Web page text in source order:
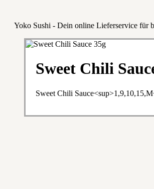
Yoko Sushi - Dein online Lieferservice für
Sweet Chili
Sweet Chili